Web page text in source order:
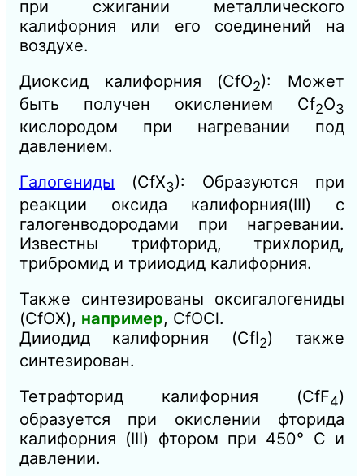
при сжигании металлического
калифорния или его соединений на
воздухе.
Диоксид калифорния (CfO2): Может
быть получен окислением Cf2O3
кислородом при нагревании под
давлением.
Галогениды (CfX3): Образуются при
реакции оксида калифорния(III) с
галогенводородами при нагревании.
Известны трифторид, трихлорид,
трибромид и трииодид калифорния.
Также синтезированы оксигалогениды
(CfOX), например, CfOCl.
Дииодид калифорния (CfI2) также
синтезирован.
Тетрафторид калифорния (CfF4)
образуется при окислении фторида
калифорния (III) фтором при 450° C и
давлении.